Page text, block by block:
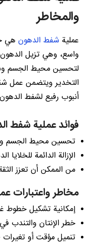
والمخاطر
عملية شفط الدهونهي
واسع، وهي تزيل
لتحسين محيط الجسم
التخدير ويتضمن عمل
أنبوب رفيع لشفط
فوائد عملية شفط
تحسين محيط الجسم
الإزالة الدائمة
من الممكن أن تعزز
مخاطر واعتبارات
إمكانية تشكيل خطوط
خطر الإنتان والتندب
تنميل مؤقت أو